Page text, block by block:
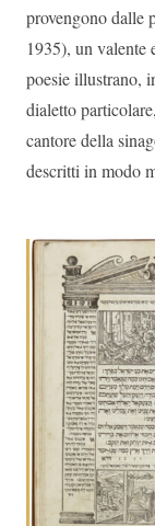
provengono dalle
1935), un valente
poesie illustrano,
dialetto
cantore della
descritti in modo